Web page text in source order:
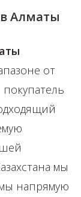
Алматы
от
покупатель
мы
мы напрямую